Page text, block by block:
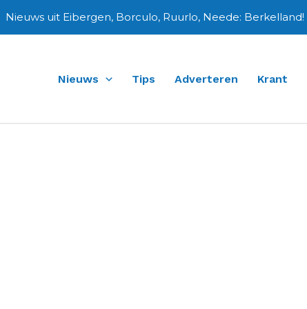
Nieuws uit Eibergen, Borculo, Ruurlo, Neede: Berkelland!
Nieuws Tips Adverteren Krant